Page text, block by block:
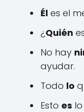
Él es el
¿Quién
No hay
ayudar.
Todo lo
Esto es